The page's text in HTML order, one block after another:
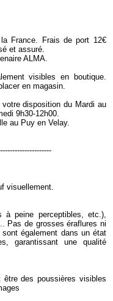
France. Frais de port 12€
et assuré.
ALMA.
visibles en boutique.
en magasin.
disposition du Mardi au
9h30-12h00.
au Puy en Velay.
visuellement.
à peine perceptibles, etc.),
Pas de grosses éraflures ni
également dans un état
garantissant une qualité
des poussières visibles